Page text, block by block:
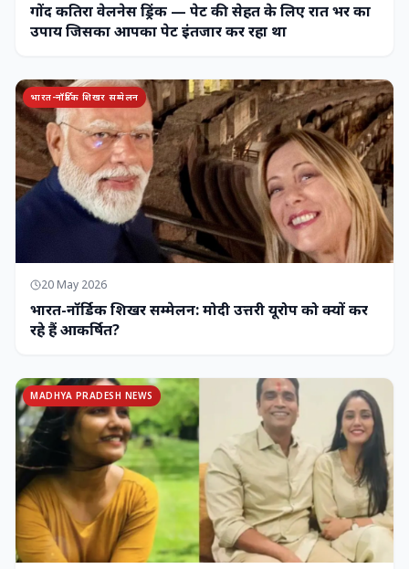
गोंद कतिरा वेलनेस ड्रिंक — पेट की सेहत के लिए रात भर का
उपाय जिसका आपका पेट इंतजार कर रहा था
भारत-नॉर्डिक शिखर सम्मेलन
20 May 2026
भारत-नॉर्डिक शिखर सम्मेलन: मोदी उत्तरी यूरोप को क्यों कर
रहे हैं आकर्षित?
MADHYA PRADESH NEWS